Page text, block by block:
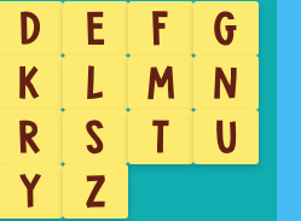
D E F
G
K L M
N
R S T
U
Y Z